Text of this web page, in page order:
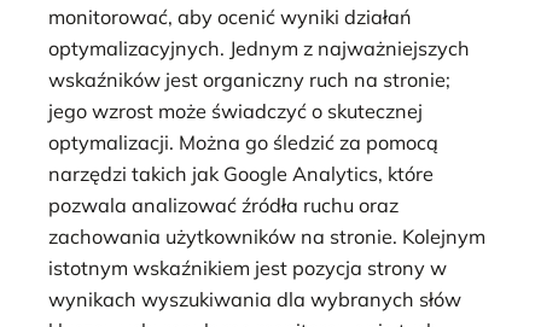
monitorować, aby ocenić wyniki działań
optymalizacyjnych. Jednym z najważniejszych
wskaźników jest organiczny ruch na stronie;
jego wzrost może świadczyć o skutecznej
optymalizacji. Można go śledzić za pomocą
narzędzi takich jak Google Analytics, które
pozwala analizować źródła ruchu oraz
zachowania użytkowników na stronie. Kolejnym
istotnym wskaźnikiem jest pozycja strony w
wynikach wyszukiwania dla wybranych słów